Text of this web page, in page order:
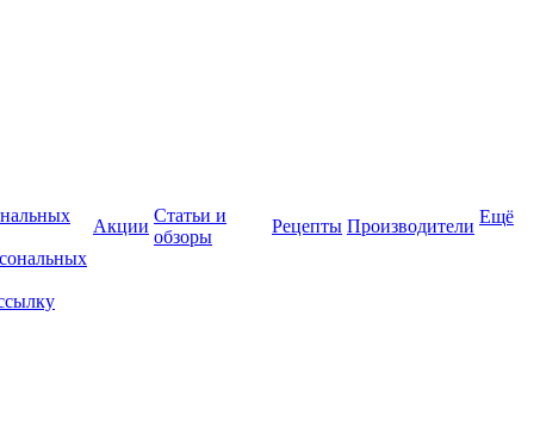
Акции
Статьи и
обзоры
Рецепты Производители Ещё